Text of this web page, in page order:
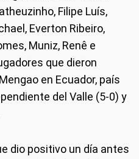
Filipe Luís,
Everton Ribeiro,
Muniz, Renê e
que dieron
en Ecuador, país
del Valle (5-0) y
dio positivo un día antes